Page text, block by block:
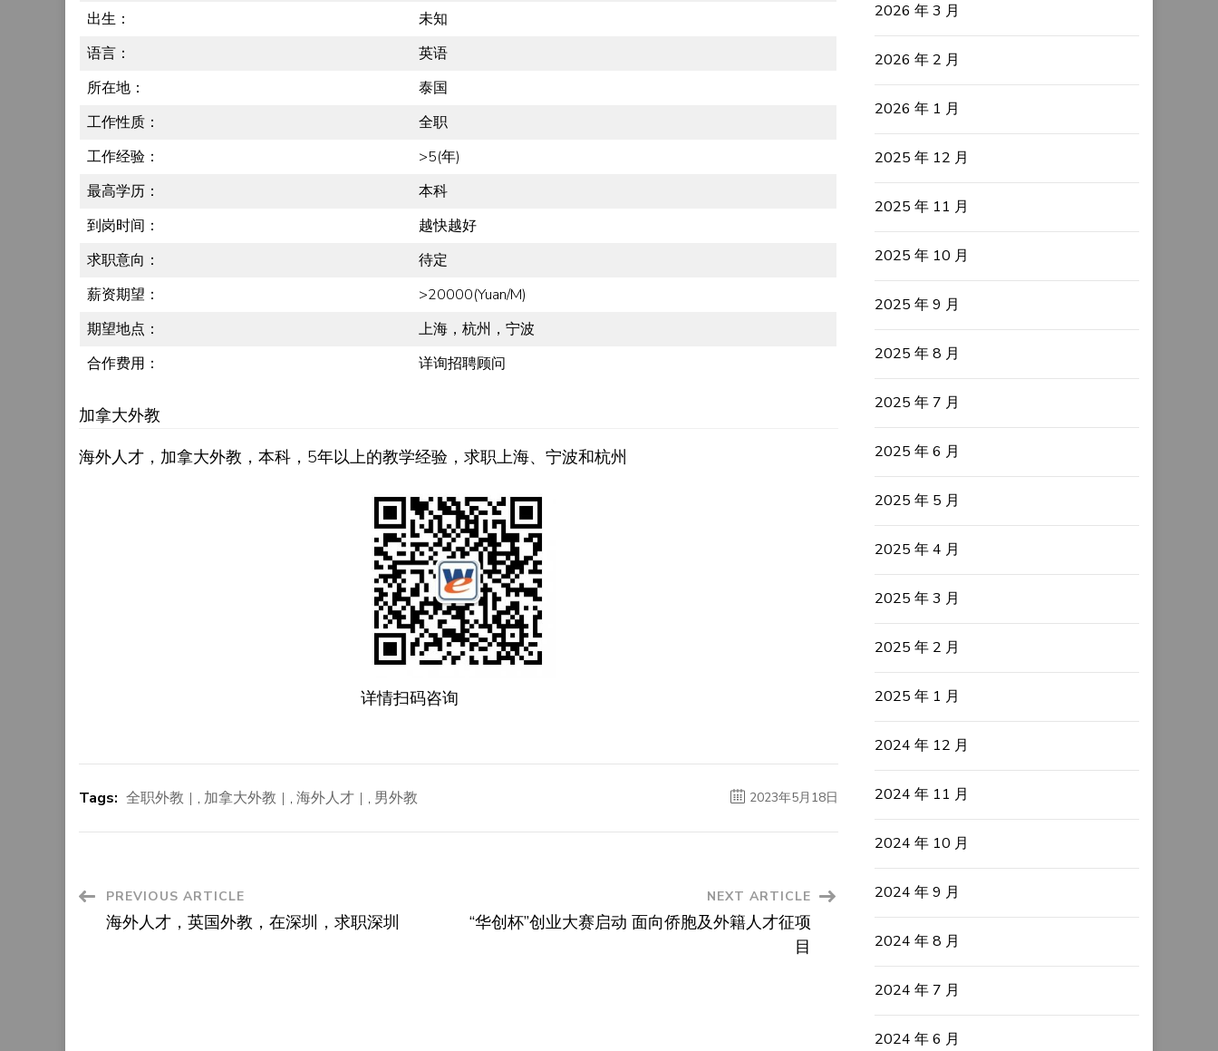
出生：
未知
语言：
英语
所在地：
泰国
工作性质：
全职
工作经验：
>5(年)
最高学历：
本科
到岗时间：
越快越好
求职意向：
待定
薪资期望：
>20000(Yuan/M)
期望地点：
上海，杭州，宁波
合作费用：
详询招聘顾问
加拿大外教
海外人才，加拿大外教，本科，5年以上的教学经验，求职上海、宁波和杭州
详情扫码咨询
Tags: 全职外教 , 加拿大外教 , 海外人才 , 男外教 2023年5月18日
Post
Navigation
PREVIOUS ARTICLE
海外人才，英国外教，在深圳，求职深圳
NEXT ARTICLE
“华创杯”创业大赛启动 面向侨胞及外籍人才征项
目
2026 年 3 月
2026 年 2 月
2026 年 1 月
2025 年 12 月
2025 年 11 月
2025 年 10 月
2025 年 9 月
2025 年 8 月
2025 年 7 月
2025 年 6 月
2025 年 5 月
2025 年 4 月
2025 年 3 月
2025 年 2 月
2025 年 1 月
2024 年 12 月
2024 年 11 月
2024 年 10 月
2024 年 9 月
2024 年 8 月
2024 年 7 月
2024 年 6 月